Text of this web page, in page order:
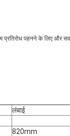
प्रतिरोध पहनने के लिए और
लंबाई
820mm